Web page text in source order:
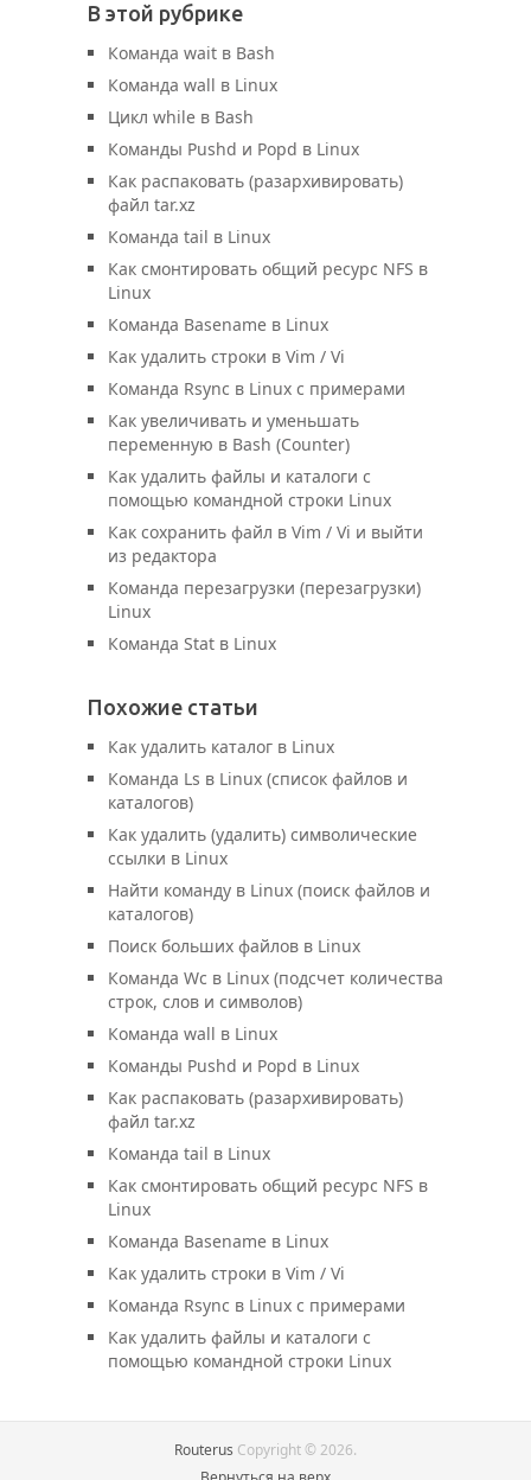
В этой рубрике
Команда wait в Bash
Команда wall в Linux
Цикл while в Bash
Команды Pushd и Popd в Linux
Как распаковать (разархивировать)
файл tar.xz
Команда tail в Linux
Как смонтировать общий ресурс NFS в
Linux
Команда Basename в Linux
Как удалить строки в Vim / Vi
Команда Rsync в Linux с примерами
Как увеличивать и уменьшать
переменную в Bash (Counter)
Как удалить файлы и каталоги с
помощью командной строки Linux
Как сохранить файл в Vim / Vi и выйти
из редактора
Команда перезагрузки (перезагрузки)
Linux
Команда Stat в Linux
Похожие статьи
Как удалить каталог в Linux
Команда Ls в Linux (список файлов и
каталогов)
Как удалить (удалить) символические
ссылки в Linux
Найти команду в Linux (поиск файлов и
каталогов)
Поиск больших файлов в Linux
Команда Wc в Linux (подсчет количества
строк, слов и символов)
Команда wall в Linux
Команды Pushd и Popd в Linux
Как распаковать (разархивировать)
файл tar.xz
Команда tail в Linux
Как смонтировать общий ресурс NFS в
Linux
Команда Basename в Linux
Как удалить строки в Vim / Vi
Команда Rsync в Linux с примерами
Как удалить файлы и каталоги с
помощью командной строки Linux
Routerus Copyright © 2026.